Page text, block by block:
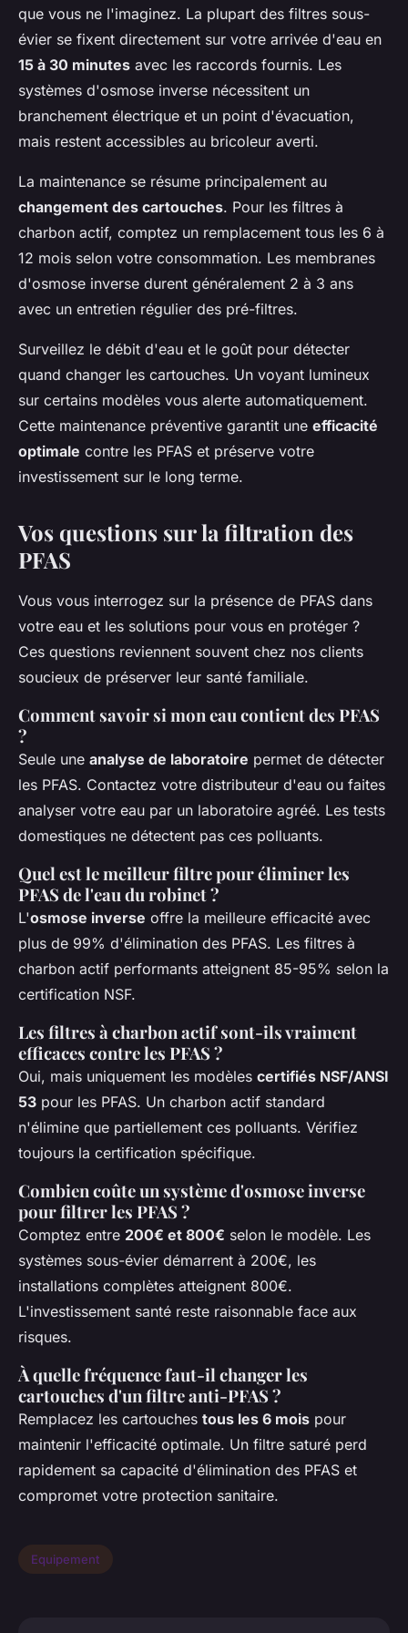
que vous ne l'imaginez. La plupart des filtres sous-
évier se fixent directement sur votre arrivée d'eau en
15 à 30 minutes avec les raccords fournis. Les
systèmes d'osmose inverse nécessitent un
branchement électrique et un point d'évacuation,
mais restent accessibles au bricoleur averti.
La maintenance se résume principalement au
changement des cartouches. Pour les filtres à
charbon actif, comptez un remplacement tous les 6 à
12 mois selon votre consommation. Les membranes
d'osmose inverse durent généralement 2 à 3 ans
avec un entretien régulier des pré-filtres.
Surveillez le débit d'eau et le goût pour détecter
quand changer les cartouches. Un voyant lumineux
sur certains modèles vous alerte automatiquement.
Cette maintenance préventive garantit une efficacité
optimale contre les PFAS et préserve votre
investissement sur le long terme.
Vos questions sur la filtration des
PFAS
Vous vous interrogez sur la présence de PFAS dans
votre eau et les solutions pour vous en protéger ?
Ces questions reviennent souvent chez nos clients
soucieux de préserver leur santé familiale.
Comment savoir si mon eau contient des PFAS
?
Seule une analyse de laboratoire permet de détecter
les PFAS. Contactez votre distributeur d'eau ou faites
analyser votre eau par un laboratoire agréé. Les tests
domestiques ne détectent pas ces polluants.
Quel est le meilleur filtre pour éliminer les
PFAS de l'eau du robinet ?
L'osmose inverse offre la meilleure efficacité avec
plus de 99% d'élimination des PFAS. Les filtres à
charbon actif performants atteignent 85-95% selon la
certification NSF.
Les filtres à charbon actif sont-ils vraiment
efficaces contre les PFAS ?
Oui, mais uniquement les modèles certifiés NSF/ANSI
53 pour les PFAS. Un charbon actif standard
n'élimine que partiellement ces polluants. Vérifiez
toujours la certification spécifique.
Combien coûte un système d'osmose inverse
pour filtrer les PFAS ?
Comptez entre 200€ et 800€ selon le modèle. Les
systèmes sous-évier démarrent à 200€, les
installations complètes atteignent 800€.
L'investissement santé reste raisonnable face aux
risques.
À quelle fréquence faut-il changer les
cartouches d'un filtre anti-PFAS ?
Remplacez les cartouches tous les 6 mois pour
maintenir l'efficacité optimale. Un filtre saturé perd
rapidement sa capacité d'élimination des PFAS et
compromet votre protection sanitaire.
Equipement